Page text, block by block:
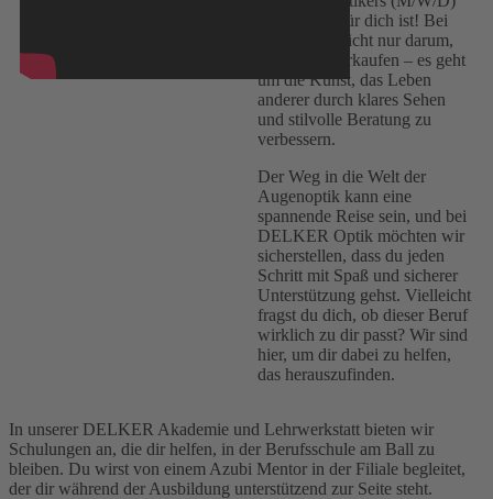
der richtige für dich ist! Bei
uns geht es nicht nur darum,
Brillen zu verkaufen – es geht
um die Kunst, das Leben
anderer durch klares Sehen
und stilvolle Beratung zu
verbessern.
Der Weg in die Welt der
Augenoptik kann eine
spannende Reise sein, und bei
DELKER Optik möchten wir
sicherstellen, dass du jeden
Schritt mit Spaß und sicherer
Unterstützung gehst. Vielleicht
fragst du dich, ob dieser Beruf
wirklich zu dir passt? Wir sind
hier, um dir dabei zu helfen,
das herauszufinden.
In unserer DELKER Akademie und Lehrwerkstatt bieten wir
Schulungen an, die dir helfen, in der Berufsschule am Ball zu
bleiben. Du wirst von einem Azubi Mentor in der Filiale begleitet,
der dir während der Ausbildung unterstützend zur Seite steht.